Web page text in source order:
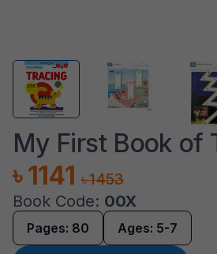
My First Book of
৳ 1141 ৳ 1453
Book Code: 00X
Pages: 80 Ages: 5-7